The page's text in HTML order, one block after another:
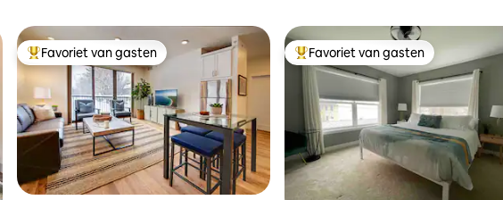
Topfavoriet van gasten
Favoriet van gasten Topfavoriet van gasten
Favoriet van gasten